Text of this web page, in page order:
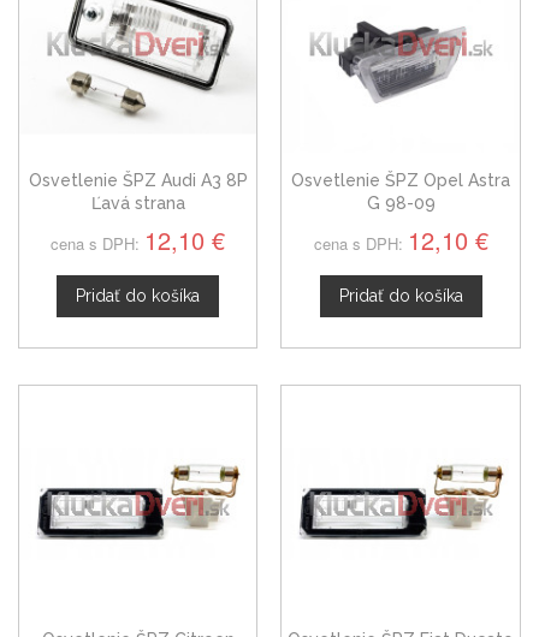
Osvetlenie ŠPZ Audi A3 8P
Ľavá strana
cena s DPH: 12,10 €
Pridať do košíka
Osvetlenie ŠPZ Opel Astra
G 98-09
cena s DPH: 12,10 €
Pridať do košíka